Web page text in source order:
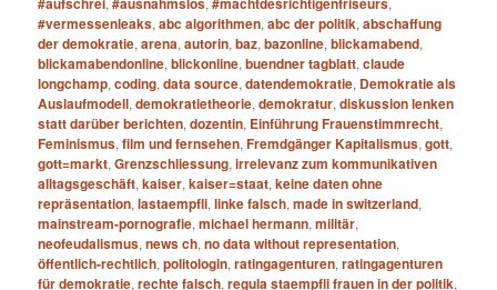
#vermessenleaks,abc algorithmen,abc der politik,abschaffung
der demokratie,arena,autorin,baz,bazonline,blickamabend,
blickamabendonline,blickonline,buendner tagblatt,claude
longchamp,coding,data source,datendemokratie, Demokratie als
Auslaufmodell,demokratietheorie,demokratur,diskussion lenken
statt darüber berichten,dozentin, Einführung Frauenstimmrecht,
Feminismus,film und fernsehen,Fremdgänger Kapitalismus,gott,
gott=markt,Grenzschliessung,irrelevanz zum kommunikativen
alltagsgeschäft,kaiser,kaiser=staat,keine daten ohne
repräsentation,lastaempfli,linke falsch,made in switzerland,
mainstream-pornografie,michael hermann,militär,
neofeudalismus,news ch,no data without representation,
öffentlich-rechtlich,politologin,ratingagenturen,ratingagenturen
für demokratie,rechte falsch,regula staempfli frauen in der politik,